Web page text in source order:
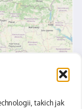
takich jak